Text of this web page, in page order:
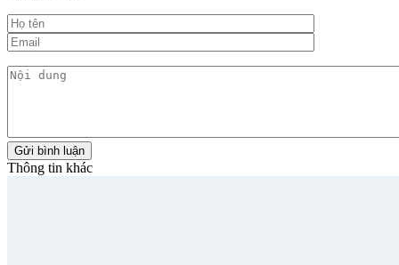
Thông tin khác